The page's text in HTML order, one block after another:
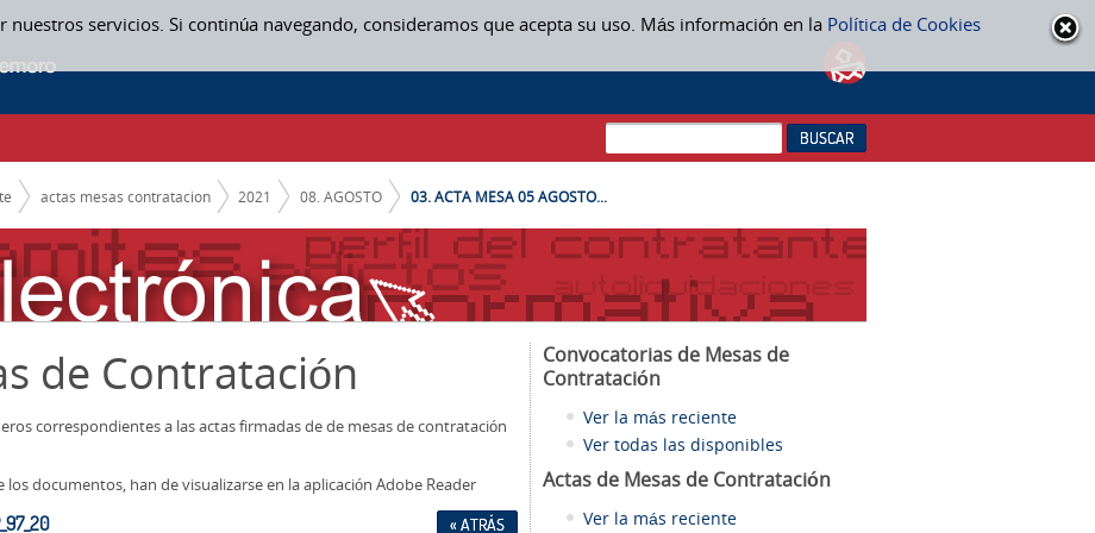
servicios. Si continúa navegando, consideramos que acepta su uso. Más información en la Política de Cookies
actas mesas contratacion 2021 08. AGOSTO 03. ACTA MESA 05 AGOSTO...
de Contratación
correspondientes a las actas firmadas de de mesas de contratación
los documentos, han de visualizarse en la aplicación Adobe Reader
« ATRÁS
Convocatorias de Mesas de
Contratación
Ver la más reciente
Ver todas las disponibles
Actas de Mesas de Contratación
Ver la más reciente